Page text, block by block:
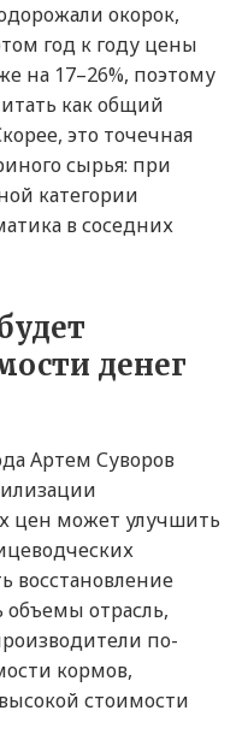
окорок,
год к году цены
на 17–26%, поэтому
как общий
это точечная
сырья: при
категории
в соседних
денег
Артем Суворов
цен может улучшить
восстановление
объемы отрасль,
по-
кормов,
стоимости